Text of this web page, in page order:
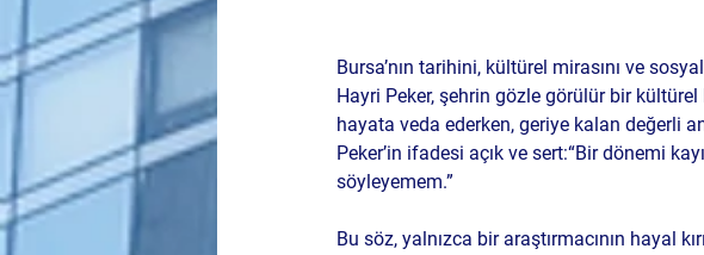
Bursa’nın tarihini, kültürel mirasını ve
Hayri Peker, şehrin gözle görülür bir kültürel
hayata veda ederken, geriye kalan değerli
Peker’in ifadesi açık ve sert:“Bir dönemi
söyleyemem.”
Bu söz, yalnızca bir araştırmacının hayal